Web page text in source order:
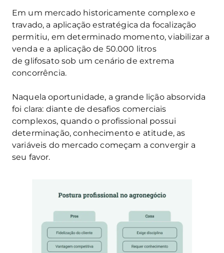
Em um mercado historicamente complexo e
travado, a aplicação estratégica da focalização
permitiu, em determinado momento, viabilizar a
venda e a aplicação de 50.000 litros
de glifosato sob um cenário de extrema
concorrência.
Naquela oportunidade, a grande lição absorvida
foi clara: diante de desafios comerciais
complexos, quando o profissional possui
determinação, conhecimento e atitude, as
variáveis do mercado começam a convergir a
seu favor.